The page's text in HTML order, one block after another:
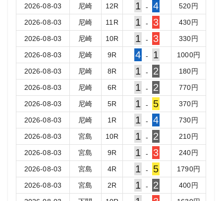
2026-08-03 尼崎 12R 1 - 4 520円
2026-08-03 尼崎 11 R 1 - 3 430円
2026-08-03 尼崎 10R 1 - 3 330円
2026-08-03 尼崎 9R 4 - 1 1000円
2026-08-03 尼崎 8R 1 - 2 180円
2026-08-03 尼崎 6R 1 - 2 770円
2026-08-03 尼崎 5R 1 - 5 370円
2026-08-03 尼崎 1 R 1 - 4 730円
2026-08-03 宮島 10R 1 - 2 210円
2026-08-03 宮島 9R 1 - 3 240円
2026-08-03 宮島 4R 1 - 5 1790円
2026-08-03 宮島 2R 1 - 2 400円